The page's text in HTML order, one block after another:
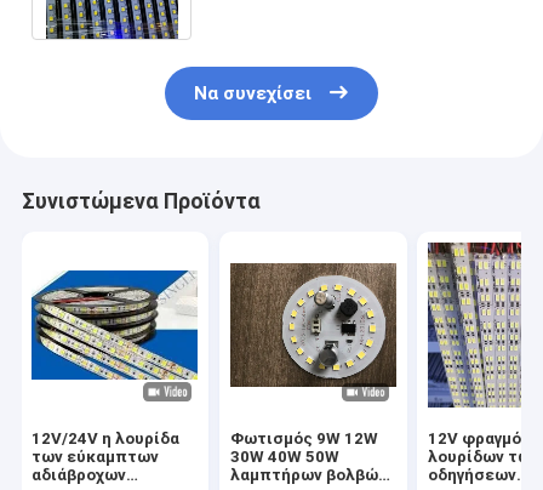
Να συνεχίσει
Συνιστώμενα Προϊόντα
12V/24V η λουρίδα
των εύκαμπτων
αδιάβροχων
Φωτισμός 9W 12W
30W 40W 50W
λαμπτήρων βολβών
12V φραγμός
λουρίδων των
οδηγήσεων